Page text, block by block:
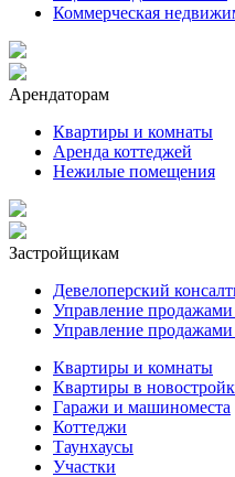
Коммерческая
Арендаторам
Квартиры и комнаты
Аренда коттеджей
Нежилые помещения
Застройщикам
Девелоперский
Управление продажами
Управление
Квартиры и комнаты
Квартиры в
Гаражи и машиноместа
Коттеджи
Таунхаусы
Участки